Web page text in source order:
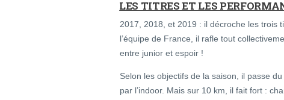
LES TITRES ET LES
2017, 2018, et 2019 : il décroche les trois
l’équipe de France, il rafle tout
entre junior et espoir !
Selon les objectifs de la saison, il passe
par l’indoor. Mais sur 10 km, il fait fort :